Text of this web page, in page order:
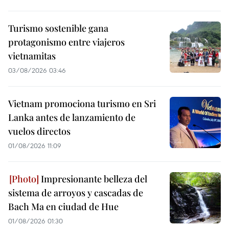
Turismo sostenible gana
protagonismo entre viajeros
vietnamitas
03/08/2026 03:46
Vietnam promociona turismo en Sri
Lanka antes de lanzamiento de
vuelos directos
01/08/2026 11:09
Impresionante belleza del
sistema de arroyos y cascadas de
Bach Ma en ciudad de Hue
01/08/2026 01:30